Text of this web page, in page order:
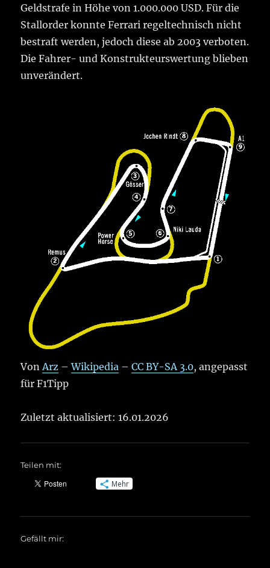
Geldstrafe in Höhe von 1.000.000 USD. Für die
Stallorder konnte Ferrari regeltechnisch nicht
bestraft werden, jedoch diese ab 2003 verboten.
Die Fahrer- und Konstrukteurswertung blieben
unverändert.
VonArz –Wikipedia –CC BY-SA 3.0, angepasst
für F1Tipp
Zuletzt aktualisiert: 16.01.2026
Teilen mit:
Mehr
Gefällt mir: